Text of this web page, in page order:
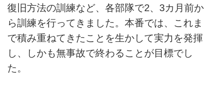
復旧方法の訓練など、各部隊で2、3カ月前か
ら訓練を行ってきました。本番では、これま
で積み重ねてきたことを生かして実力を発揮
し、しかも無事故で終わることが目標でし
た。